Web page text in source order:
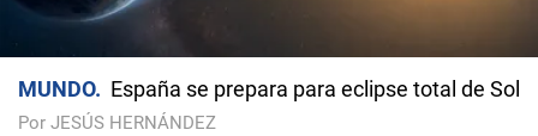
MUNDO España se prepara para eclipse total de Sol
Por JESÚS HERNÁNDEZ